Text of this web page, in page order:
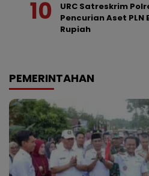
URC Satreskrim
Pencurian Aset
Rupiah
PEMERINTAHAN